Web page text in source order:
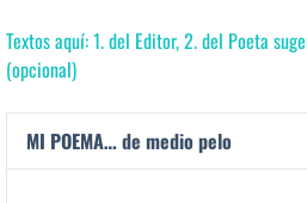
Textos aquí: 1. del Editor, 2. del Poeta
(opcional)
MI POEMA… de medio pelo